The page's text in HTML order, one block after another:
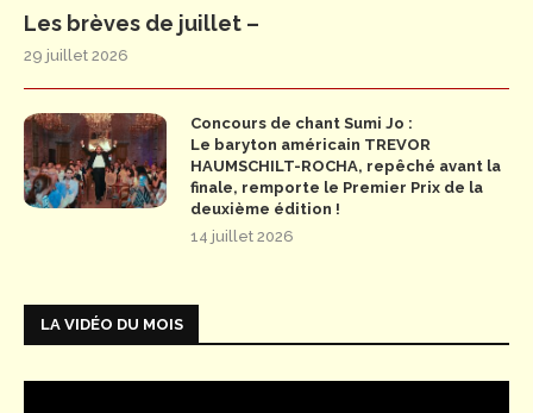
Les brèves de juillet –
29 juillet 2026
Concours de chant Sumi Jo :
Le baryton américain TREVOR
HAUMSCHILT-ROCHA, repêché avant la
finale, remporte le Premier Prix de la
deuxième édition !
14 juillet 2026
LA VIDÉO DU MOIS